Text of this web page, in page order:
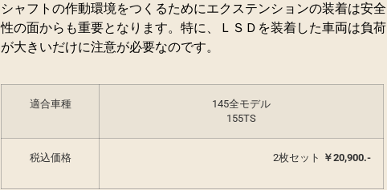
シャフトの作動環境をつくるためにエクステンションの装着は安全
性の面からも重要となります。特に、ＬＳＤを装着した車両は負荷
が大きいだけに注意が必要なのです。
適合車種
145全モデル
155TS
税込価格 2枚セット ￥20,900.-